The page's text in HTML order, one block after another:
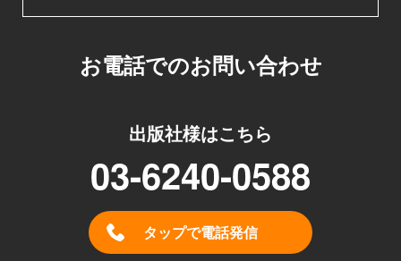
お電話でのお問い合わせ
出版社様はこちら
03-6240-0588
タップで電話発信